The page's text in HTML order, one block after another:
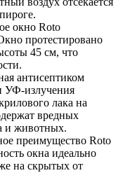
окно Roto
протестировано
45 см, что
антисептиком
УФ-излучения
лака на
вредных
и животных.
преимущество Roto
окна идеально
на скрытых от